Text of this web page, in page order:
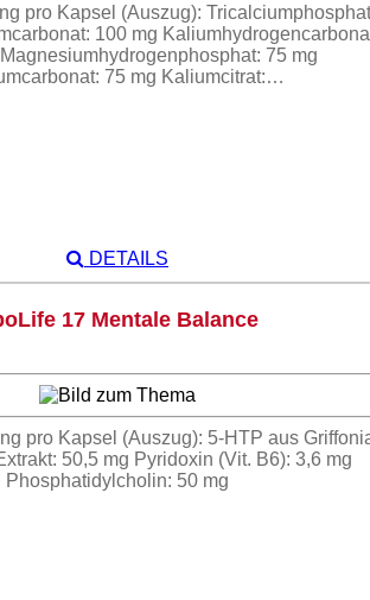
pro Kapsel (Auszug):
100 mg
75 mg
75 mg Kaliumcitrat:…
DETAILS
17 Mentale Balance
pro Kapsel (Auszug): 5-HTP aus
50,5 mg Pyridoxin (Vit. B6): 3,6 mg
Phosphatidylcholin: 50 mg